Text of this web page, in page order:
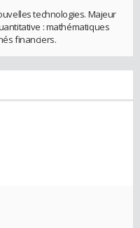
technologies. Majeur
: mathématiques
financiers.